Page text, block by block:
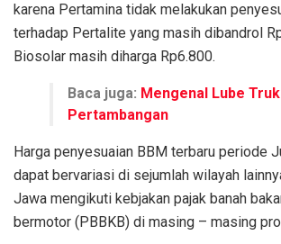
karena Pertamina tidak melakukan
terhadap Pertalite yang masih dibandrol
Biosolar masih diharga Rp6.800.
Baca juga: Mengenal Lube
Pertambangan
Harga penyesuaian BBM terbaru periode
dapat bervariasi di sejumlah wilayah
Jawa mengikuti kebjakan pajak banah
bermotor (PBBKB) di masing – masing